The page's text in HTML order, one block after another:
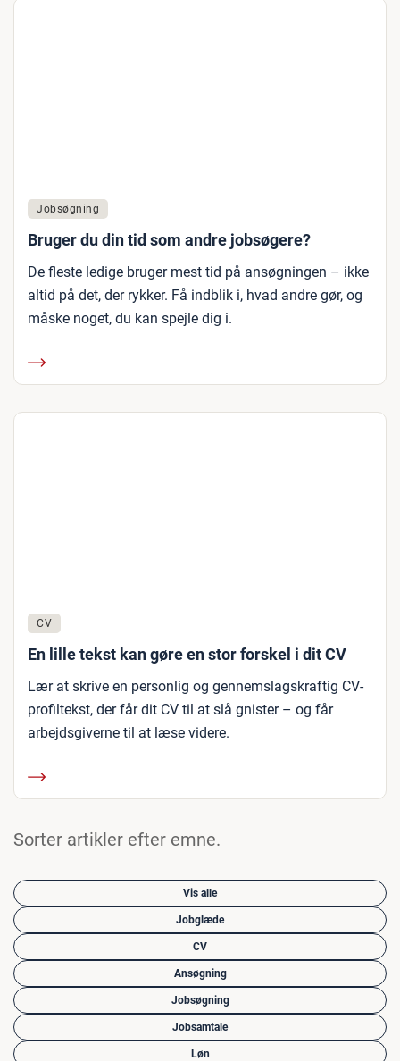
Jobsøgning
Bruger du din tid som andre jobsøgere?
De fleste ledige bruger mest tid på ansøgningen – ikke
altid på det, der rykker. Få indblik i, hvad andre gør, og
måske noget, du kan spejle dig i.
CV
En lille tekst kan gøre en stor forskel i dit CV
Lær at skrive en personlig og gennemslagskraftig CV-
profiltekst, der får dit CV til at slå gnister – og får
arbejdsgiverne til at læse videre.
Sorter artikler efter emne.
Vis alle
Jobglæde
CV
Ansøgning
Jobsøgning
Jobsamtale
Løn